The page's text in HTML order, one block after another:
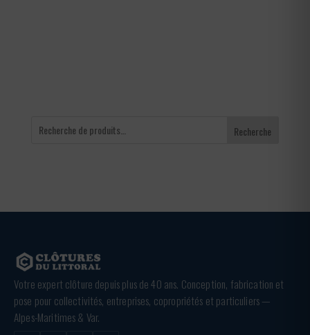
Recherche
Votre expert clôture depuis plus de 40 ans. Conception, fabrication et
pose pour collectivités, entreprises, copropriétés et particuliers —
Alpes-Maritimes & Var.